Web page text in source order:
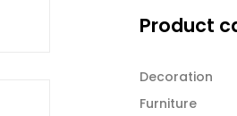
Product
Decoration
Furniture